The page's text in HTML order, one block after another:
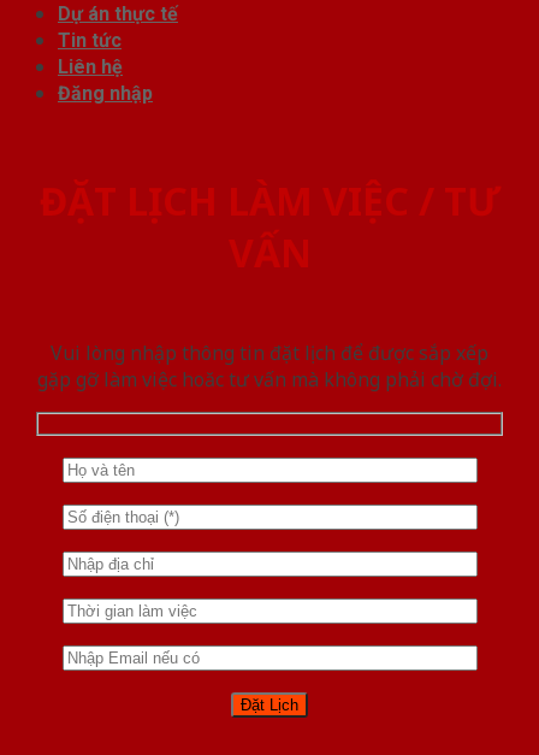
Dự án thực tế
Tin tức
Liên hệ
Đăng nhập
ĐẶT LỊCH LÀM VIỆC / TƯ
VẤN
Vui lòng nhập thông tin đặt lịch để được sắp xếp
gặp gỡ làm việc hoăc tư vấn mà không phải chờ đợi.